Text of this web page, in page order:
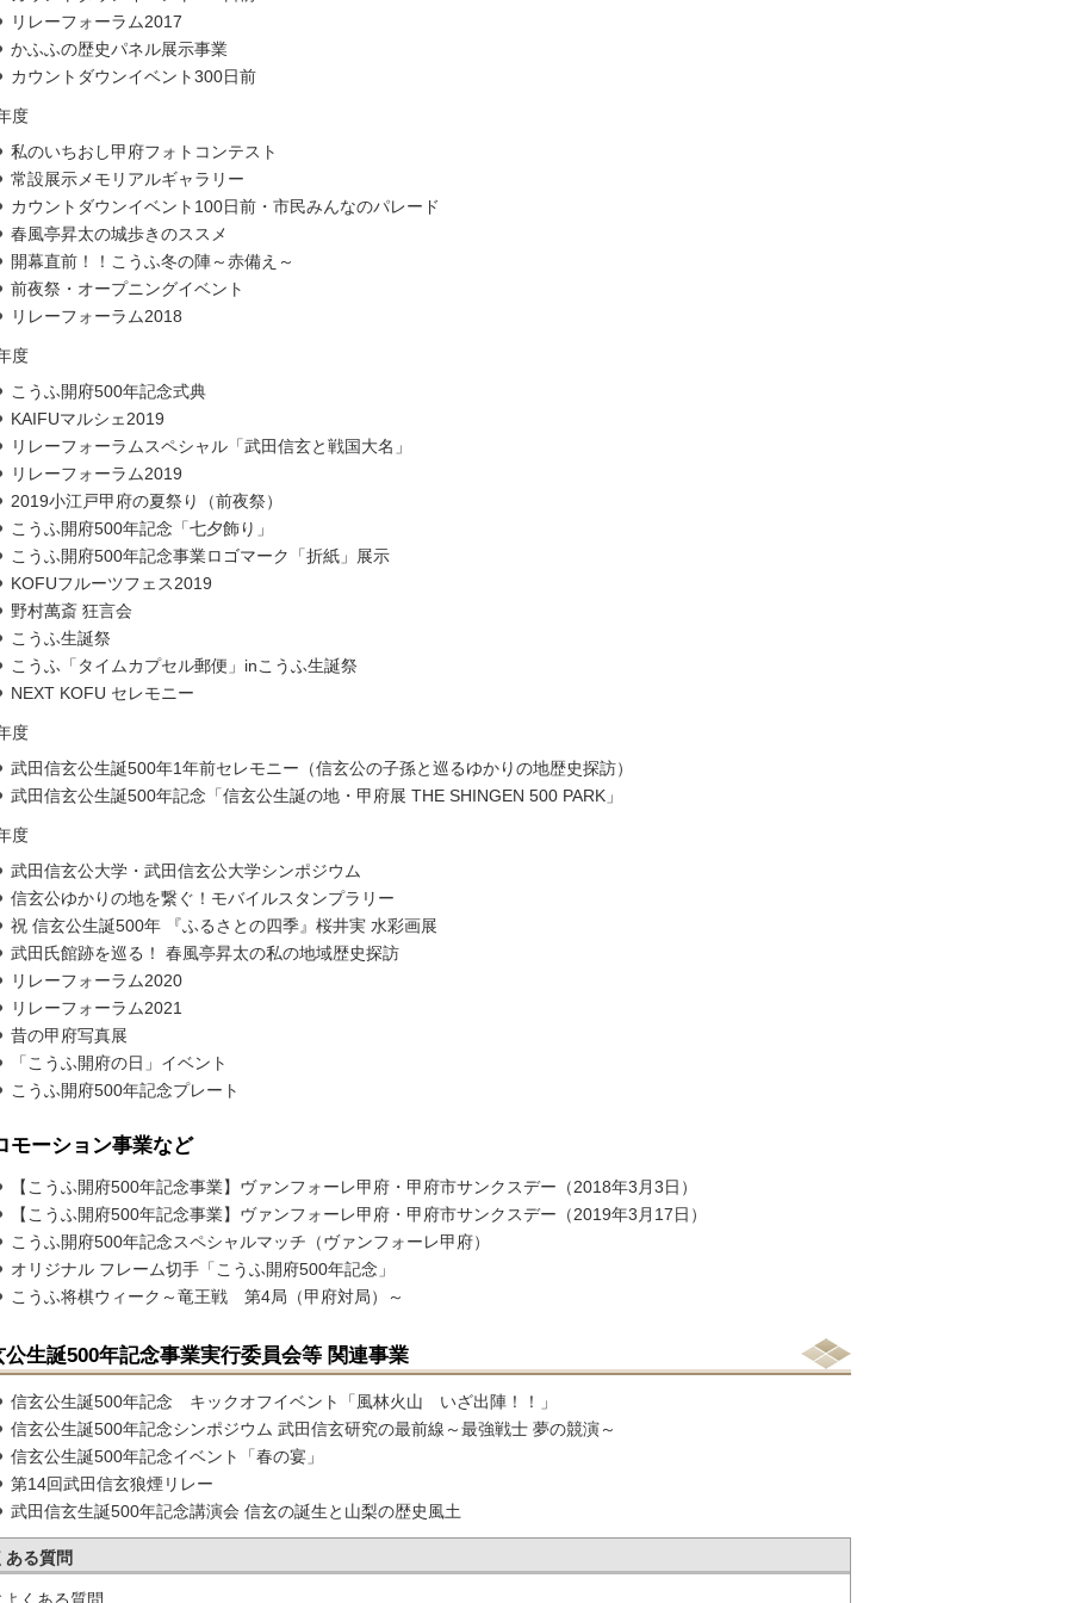
リレーフォーラム2017
かふふの歴史パネル展示事業
カウントダウンイベント300日前
度
私のいちおし甲府フォトコンテスト
常設展示メモリアルギャラリー
カウントダウンイベント100日前・市民みんなのパレード
春風亭昇太の城歩きのススメ
開幕直前！！こうふ冬の陣～赤備え～
前夜祭・オープニングイベント
リレーフォーラム2018
度
こうふ開府500年記念式典
KAIFUマルシェ2019
リレーフォーラムスペシャル「武田信玄と戦国大名」
リレーフォーラム2019
2019小江戸甲府の夏祭り（前夜祭）
こうふ開府500年記念「七夕飾り」
こうふ開府500年記念事業ロゴマーク「折紙」展示
KOFUフルーツフェス2019
野村萬斎 狂言会
こうふ生誕祭
こうふ「タイムカプセル郵便」inこうふ生誕祭
NEXT KOFU セレモニー
度
武田信玄公生誕500年1年前セレモニー（信玄公の子孫と巡るゆかりの地歴史探訪）
武田信玄公生誕500年記念「信玄公生誕の地・甲府展 THE SHINGEN 500 PARK」
度
武田信玄公大学・武田信玄公大学シンポジウム
信玄公ゆかりの地を繋ぐ！モバイルスタンプラリー
祝 信玄公生誕500年 『ふるさとの四季』桜井実 水彩画展
武田氏館跡を巡る！ 春風亭昇太の私の地域歴史探訪
リレーフォーラム2020
リレーフォーラム2021
昔の甲府写真展
「こうふ開府の日」イベント
こうふ開府500年記念プレート
モーション事業など
【こうふ開府500年記念事業】ヴァンフォーレ甲府・甲府市サンクスデー（2018年3月3日）
【こうふ開府500年記念事業】ヴァンフォーレ甲府・甲府市サンクスデー（2019年3月17日）
こうふ開府500年記念スペシャルマッチ（ヴァンフォーレ甲府）
オリジナル フレーム切手「こうふ開府500年記念」
こうふ将棋ウィーク～竜王戦 第4局（甲府対局）～
公生誕500年記念事業実行委員会等 関連事業
信玄公生誕500年記念 キックオフイベント「風林火山 いざ出陣！！」
信玄公生誕500年記念シンポジウム 武田信玄研究の最前線～最強戦士 夢の競演～
信玄公生誕500年記念イベント「春の宴」
第14回武田信玄狼煙リレー
武田信玄生誕500年記念講演会 信玄の誕生と山梨の歴史風土
ある質問
くある質問